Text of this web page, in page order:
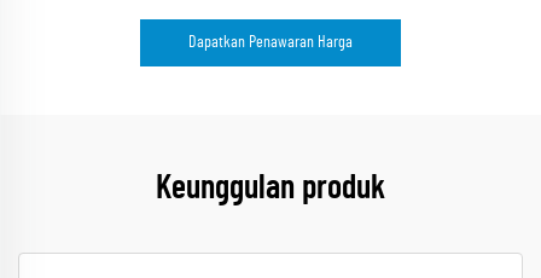
Dapatkan Penawaran Harga
Keunggulan produk